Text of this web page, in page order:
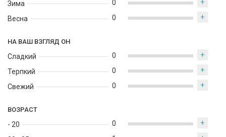
Зима
Весна
0 +
0 +
НА ВАШ ВЗГЛЯД ОН
Сладкий
Терпкий
Свежий
0 +
0 +
0 +
ВОЗРАСТ
- 20
0 +